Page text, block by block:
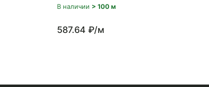
В наличии > 100 м
587.64 ₽/м